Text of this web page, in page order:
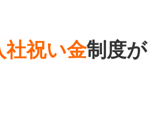
社祝い金制度が